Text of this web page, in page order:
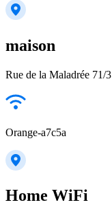
maison
Rue de la Maladrée 71/3
Orange-a7c5a
Home WiFi